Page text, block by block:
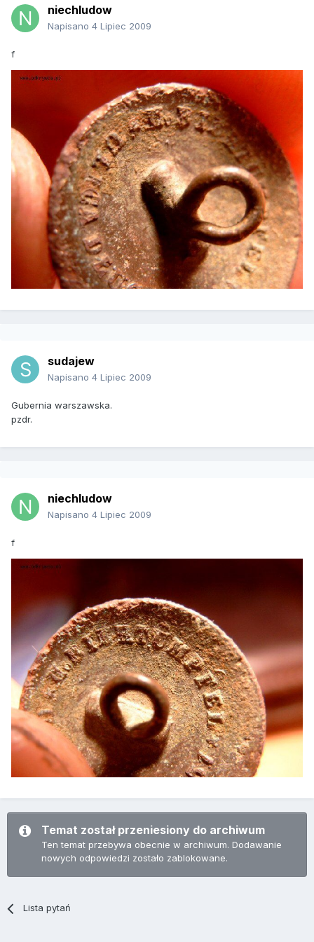
niechludow
Napisano 4 Lipiec 2009
f
sudajew
Napisano 4 Lipiec 2009
Gubernia warszawska.
pzdr.
niechludow
Napisano 4 Lipiec 2009
f
Temat został przeniesiony do archiwum
Ten temat przebywa obecnie w archiwum. Dodawanie
nowych odpowiedzi zostało zablokowane.
Lista pytań